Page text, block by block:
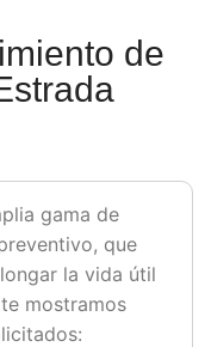
de
gama de
que
la vida útil
mostramos